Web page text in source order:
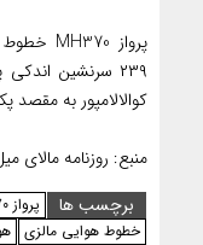
۲۳۹ سرنشین
کوالالامپور به مقصد
منبع: روزنامه مالای
برچسب ها
پرواز MH370
خطوط هوایی مالزی